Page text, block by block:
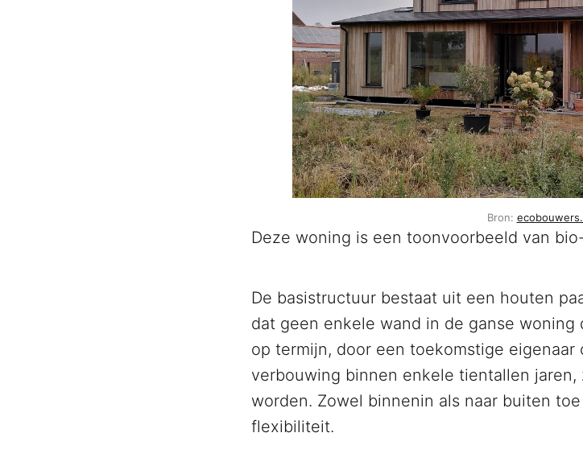
Bron:
Deze woning is een toonvoorbeeld van
De basistructuur bestaat uit een houten
dat geen enkele wand in de ganse woning
op termijn, door een toekomstige
verbouwing binnen enkele tientallen
worden. Zowel binnenin als naar buiten
flexibiliteit.